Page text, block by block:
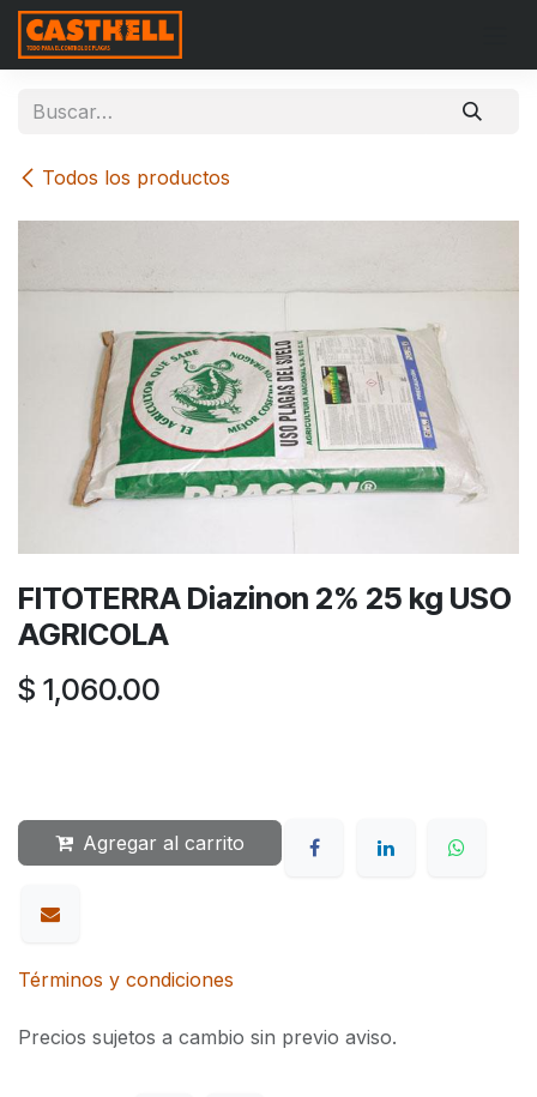
Ir al contenido
Todos los productos
FITOTERRA Diazinon 2% 25 kg USO
AGRICOLA
$ 1,060.00
Agregar al carrito
Términos y condiciones
Precios sujetos a cambio sin previo aviso.